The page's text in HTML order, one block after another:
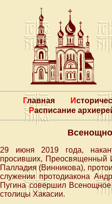
Главная
Расписание
29 июня 2019 года,
просивших, Преосвященный
Палладия (Винникова),
служении протодиакона
Пугина совершил
столицы Хакасии.